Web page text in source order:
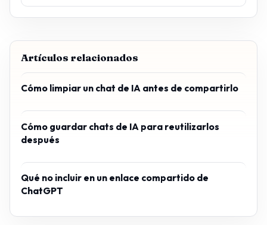
Artículos relacionados
Cómo limpiar un chat de IA antes de compartirlo
Cómo guardar chats de IA para reutilizarlos
después
Qué no incluir en un enlace compartido de
ChatGPT